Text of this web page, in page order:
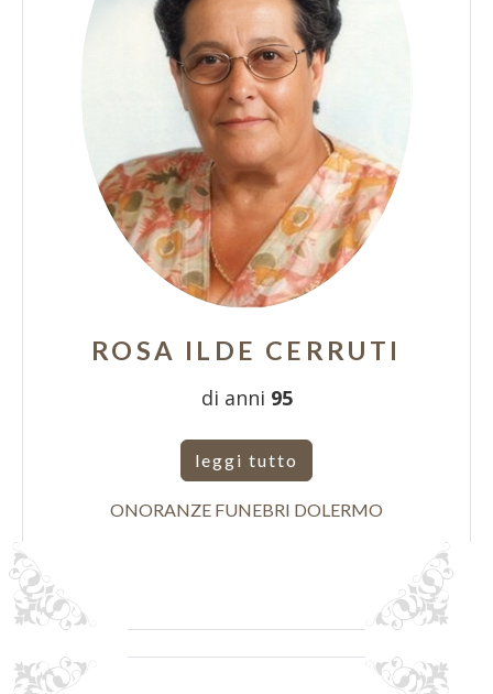
ROSA ILDE CERRUTI
di anni 95
leggi tutto
ONORANZE FUNEBRI DOLERMO